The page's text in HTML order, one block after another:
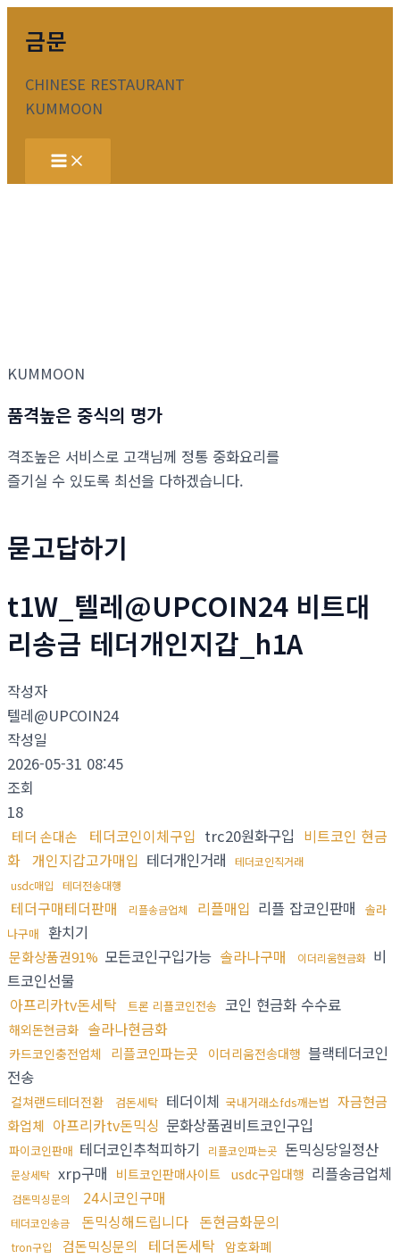
기
금문
CHINESE RESTAURANT
KUMMOON
Main
Menu
KUMMOON
품격높은 중식의 명가
격조높은 서비스로 고객님께 정통 중화요리를
즐기실 수 있도록 최선을 다하겠습니다.
묻고답하기
t1W_텔레@UPCOIN24 비트대
리송금 테더개인지갑_h1A
작성자
텔레@UPCOIN24
작성일
2026-05-31 08:45
조회
18
테더 손대손 테더코인이체구입 trc20원화구입 비트코인 현금
화 개인지갑고가매입 테더개인거래
테더코인직거래
usdc매입
테더전송대행
테더구매테더판매 리플송금업체 리플매입 리플 잡코인판매
솔라
나구매 환치기
문화상품권91% 모든코인구입가능 솔라나구매 이더리움현금화 비
트코인선물
아프리카tv돈세탁
트론 리플코인전송 코인 현금화 수수료
해외돈현금화 솔라나현금화
카드코인충전업체 리플코인파는곳 이더리움전송대행 블랙테더코인
전송
컬쳐랜드테더전환 검돈세탁 테더이체 국내거래소fds깨는법 자금현금
화업체 아프리카tv돈믹싱 문화상품권비트코인구입
파이코인판매 테더코인추척피하기 리플코인파는곳 돈믹싱당일정산
문상세탁 xrp구매 비트코인판매사이트 usdc구입대행 리플송금업체
검돈믹싱문의 24시코인구매
테더코인송금 돈믹싱해드립니다 돈현금화문의
tron구입 검돈믹싱문의 테더돈세탁 암호화폐